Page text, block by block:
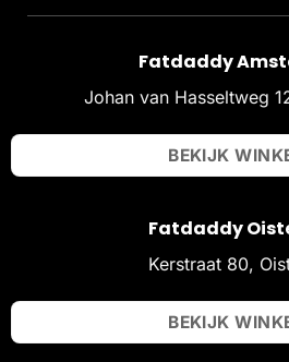
Fatdaddy
Johan van Hasseltweg
BEKIJK
Fatdaddy
Kerstraat 80,
BEKIJK